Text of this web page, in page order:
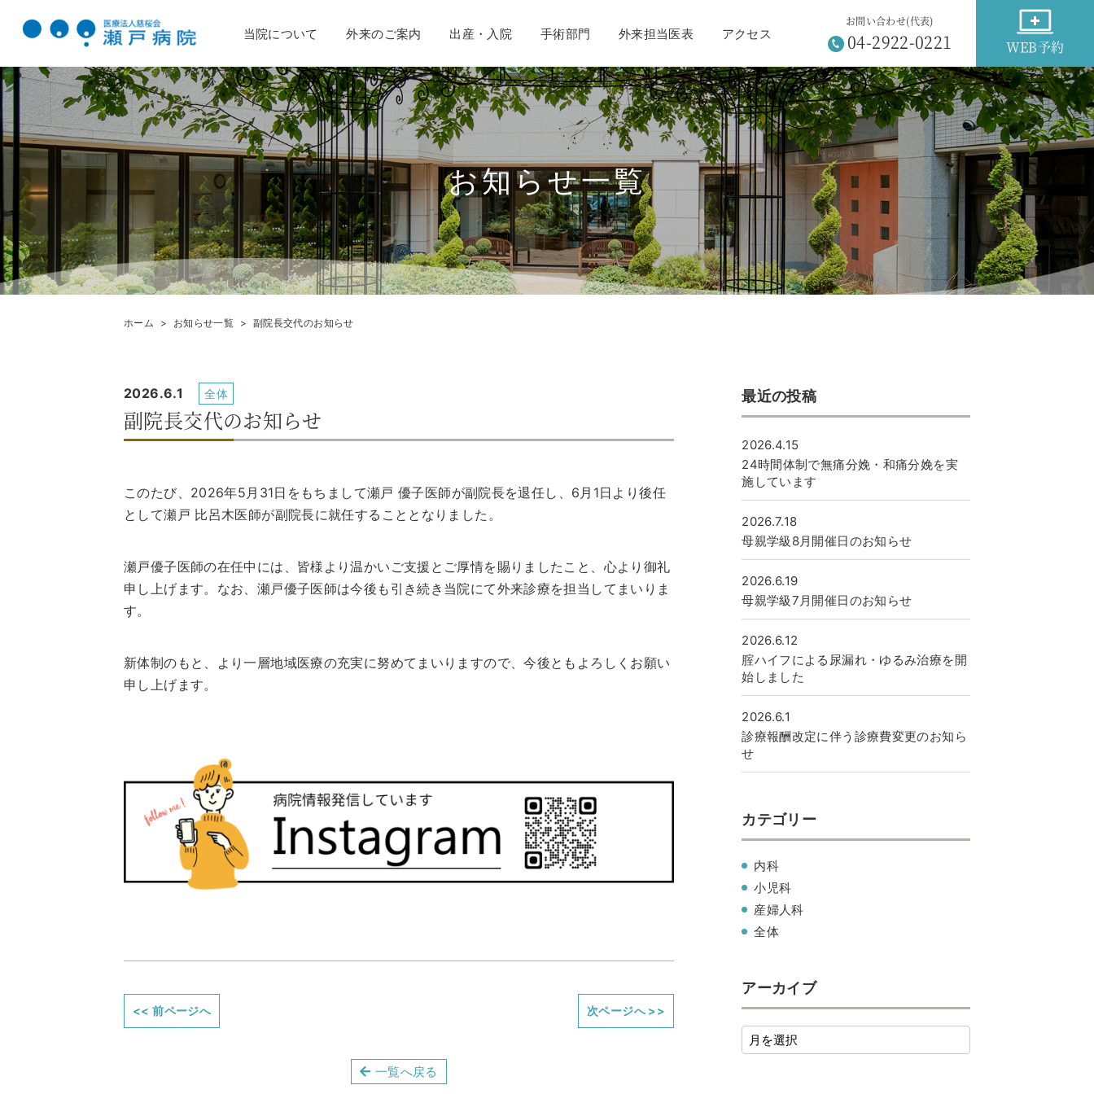
当院について 外来のご案内 出産・入院 手術部門 外来担当医表 アクセス
お問い合わせ(代表)
04-2922-0221 WEB予約
お知らせ一覧
ホーム お知らせ一覧 副院長交代のお知らせ
2026.6.1 全体
副院長交代のお知らせ
このたび、2026年5月31日をもちまして瀬戸 優子医師が副院長を退任し、6月1日より後任
として瀬戸 比呂木医師が副院長に就任することとなりました。
瀬戸優子医師の在任中には、皆様より温かいご支援とご厚情を賜りましたこと、心より御礼
申し上げます。なお、瀬戸優子医師は今後も引き続き当院にて外来診療を担当してまいりま
す。
新体制のもと、より一層地域医療の充実に努めてまいりますので、今後ともよろしくお願い
申し上げます。
<< 前ページへ 次ページへ >>
一覧へ戻る
最近の投稿
24時間体制で無痛分娩・和痛分娩を実
施しています
2026.4.15
母親学級8月開催日のお知らせ
2026.7.18
母親学級7月開催日のお知らせ
2026.6.19
腟ハイフによる尿漏れ・ゆるみ治療を開
始しました
2026.6.12
診療報酬改定に伴う診療費変更のお知ら
せ
2026.6.1
カテゴリー
内科
小児科
産婦人科
全体
アーカイブ